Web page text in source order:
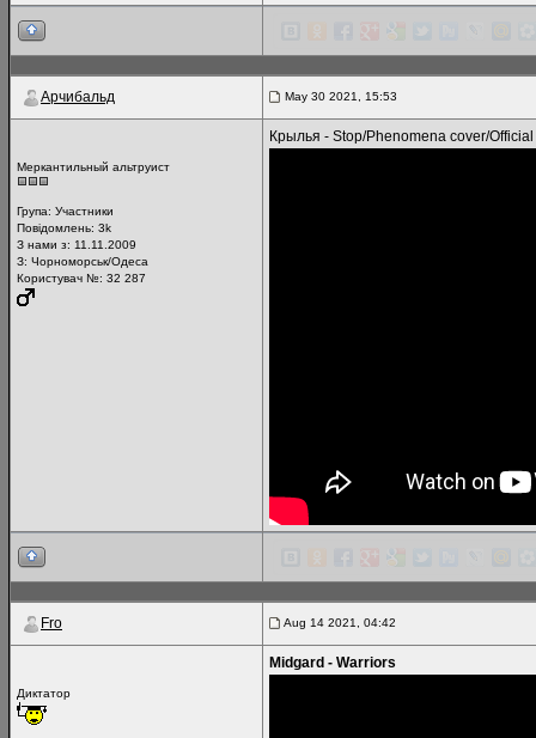
Арчибальд May 30 2021, 15:53
Меркантильный альтруист
Група: Участники
Повідомлень: 3k
З нами з: 11.11.2009
З: Чорноморськ/Одеса
Користувач №: 32 287
Крылья - Stop/Phenomena cover/
Fro Aug 14 2021, 04:42
Диктатор
Midgard - Warriors